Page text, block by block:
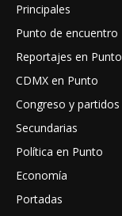
Principales
Punto de encuentro
Reportajes en Punto
CDMX en Punto
Congreso y partidos
Secundarias
Política en Punto
Economía
Portadas